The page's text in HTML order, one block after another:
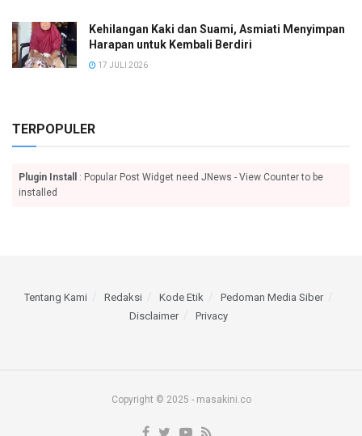
Kehilangan Kaki dan Suami, Asmiati Menyimpan
Harapan untuk Kembali Berdiri
17 JULI 2026
TERPOPULER
Plugin Install
: Popular Post Widget need JNews - View Counter to be
installed
Tentang Kami Redaksi Kode Etik
Pedoman Media Siber
Disclaimer
Privacy
Copyright © 2025 - masakini.co